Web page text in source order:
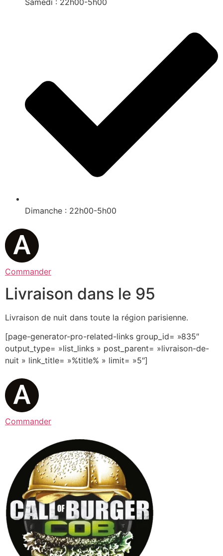
Dimanche : 22h00-5h00
Commander
Livraison dans le 95
Livraison de nuit dans toute la région parisienne.
[page-generator-pro-related-links group_id= »835″
output_type= »list_links » post_parent= »livraison-de-
nuit » link_title= »%title% » limit= »5″]
Commander